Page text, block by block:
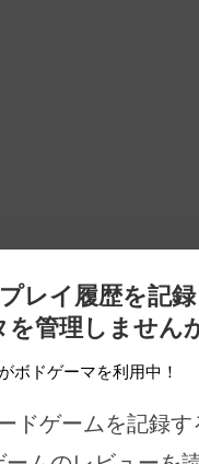
レイ履歴を記録
を管理しません
がボドゲーマを利用中！
ドゲームを記録す